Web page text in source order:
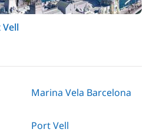
Marina Vela Barcelona
Port Vell